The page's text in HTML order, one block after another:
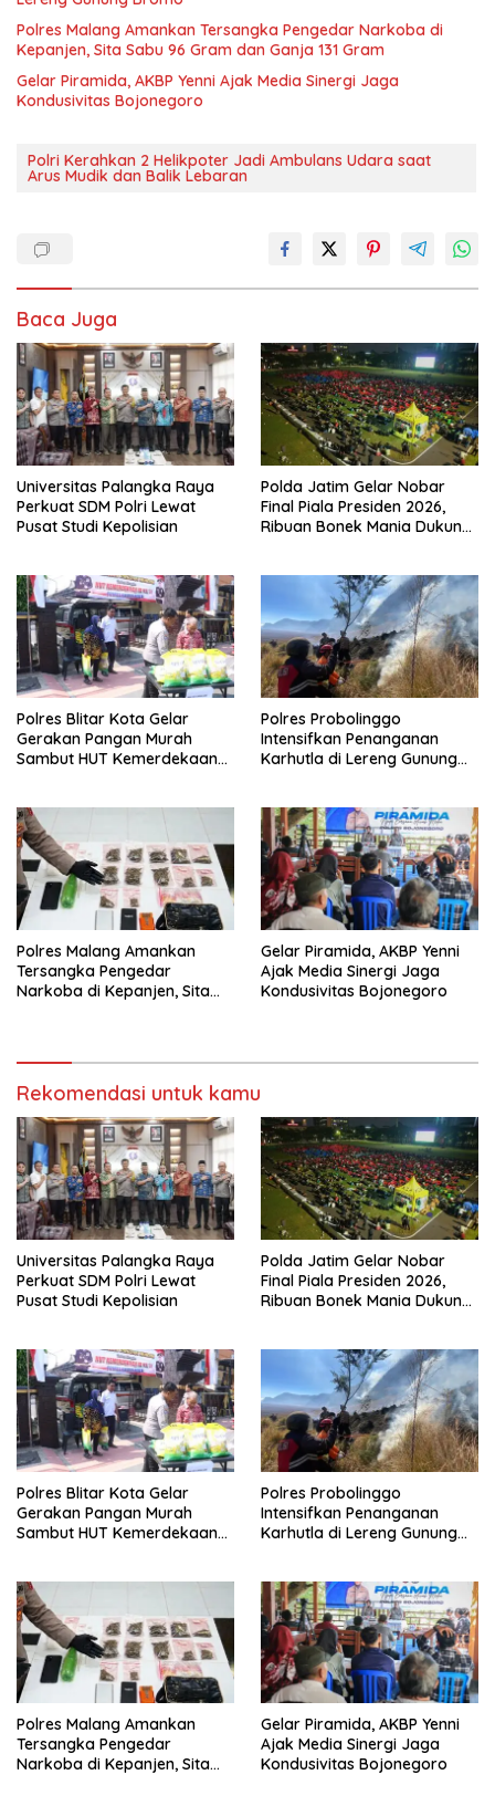
Polres Malang Amankan Tersangka Pengedar Narkoba di
Kepanjen, Sita Sabu 96 Gram dan Ganja 131 Gram
Gelar Piramida, AKBP Yenni Ajak Media Sinergi Jaga
Kondusivitas Bojonegoro
Polri Kerahkan 2 Helikpoter Jadi Ambulans Udara saat
Arus Mudik dan Balik Lebaran
Baca Juga
Universitas Palangka Raya
Perkuat SDM Polri Lewat
Pusat Studi Kepolisian
Polda Jatim Gelar Nobar
Final Piala Presiden 2026,
Ribuan Bonek Mania Dukung
Polres Blitar Kota Gelar
Gerakan Pangan Murah
Sambut HUT Kemerdekaan
Polres Probolinggo
Intensifkan Penanganan
Karhutla di Lereng Gunung
Polres Malang Amankan
Tersangka Pengedar
Narkoba di Kepanjen, Sita
Gelar Piramida, AKBP Yenni
Ajak Media Sinergi Jaga
Kondusivitas Bojonegoro
Rekomendasi untuk kamu
Universitas Palangka Raya
Perkuat SDM Polri Lewat
Pusat Studi Kepolisian
Polda Jatim Gelar Nobar
Final Piala Presiden 2026,
Ribuan Bonek Mania Dukung
Polres Blitar Kota Gelar
Gerakan Pangan Murah
Sambut HUT Kemerdekaan
Polres Probolinggo
Intensifkan Penanganan
Karhutla di Lereng Gunung
Polres Malang Amankan
Tersangka Pengedar
Narkoba di Kepanjen, Sita
Gelar Piramida, AKBP Yenni
Ajak Media Sinergi Jaga
Kondusivitas Bojonegoro